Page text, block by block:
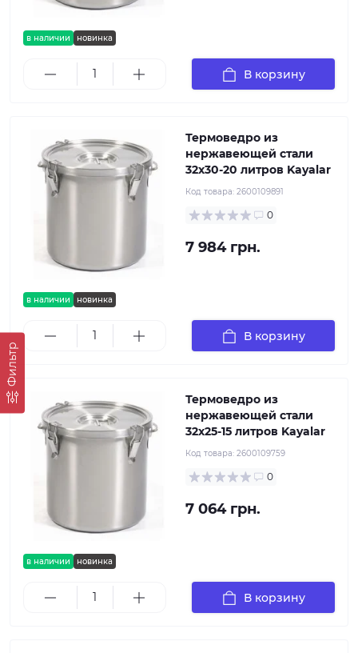
Фильтр
в наличии новинка
В корзину
в наличии новинка
Термоведро из
нержавеющей стали
32х30-20 литров Kayalar
Код товара: 2600109891
0
7 984 грн.
В корзину
в наличии новинка
Термоведро из
нержавеющей стали
32х25-15 литров Kayalar
Код товара: 2600109759
0
7 064 грн.
В корзину